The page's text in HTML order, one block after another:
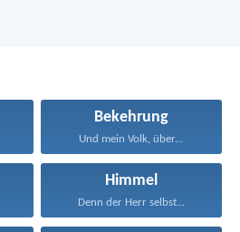
Bekehrung
Und mein Volk, über...
Himmel
Denn der Herr selbst...